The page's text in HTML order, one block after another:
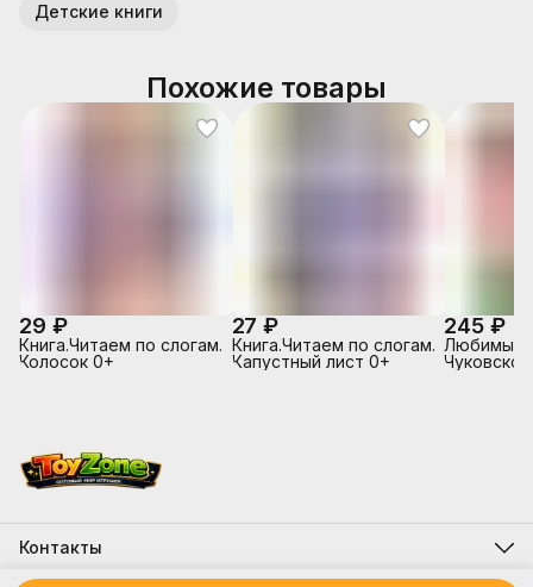
Детские книги
Похожие товары
29 ₽
Книга.Читаем по слогам.
Колосок 0+
27 ₽
Книга.Читаем по слогам.
Капустный лист 0+
245 ₽
Любимые
Контакты
Адрес